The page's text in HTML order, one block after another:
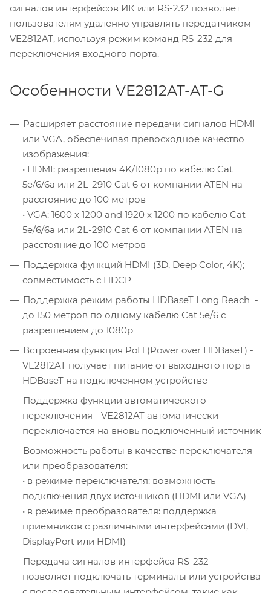
сигналов интерфейсов ИК или RS-232 позволяет
пользователям удаленно управлять передатчиком
VE2812AT, используя режим команд RS-232 для
переключения входного порта.
Особенности VE2812AT-AT-G
Расширяет расстояние передачи сигналов HDMI
или VGA, обеспечивая превосходное качество
изображения:
• HDMI: разрешения 4K/1080p по кабелю Cat
5e/6/6a или 2L-2910 Cat 6 от компании ATEN на
расстояние до 100 метров
• VGA: 1600 x 1200 and 1920 x 1200 по кабелю Cat
5e/6/6a или 2L-2910 Cat 6 от компании ATEN на
расстояние до 100 метров
Поддержка функций HDMI (3D, Deep Color, 4K);
совместимость с HDCP
Поддержка режим работы HDBaseT Long Reach -
до 150 метров по одному кабелю Cat 5e/6 с
разрешением до 1080p
Встроенная функция PoH (Power over HDBaseT) -
VE2812AT получает питание от выходного порта
HDBaseT на подключенном устройстве
Поддержка функции автоматического
переключения - VE2812AT автоматически
переключается на вновь подключенный источник
Возможность работы в качестве переключателя
или преобразователя:
• в режиме переключателя: возможность
подключения двух источников (HDMI или VGA)
• в режиме преобразователя: поддержка
приемников с различными интерфейсами (DVI,
DisplayPort или HDMI)
Передача сигналов интерфейса RS-232 -
позволяет подключать терминалы или устройства